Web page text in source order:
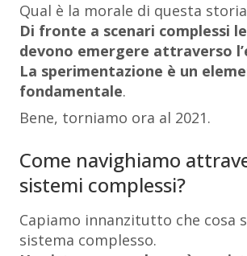
Qual è la morale di questa
Di fronte a scenari complessi
devono emergere attraverso
La sperimentazione è un
fondamentale.
Bene, torniamo ora al 2021.
Come navighiamo
sistemi complessi?
Capiamo innanzitutto che cosa
sistema complesso.